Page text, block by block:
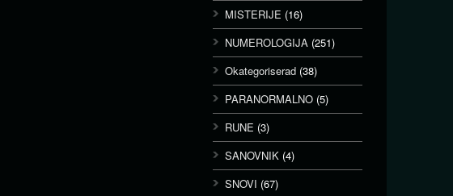
MISTERIJE (16)
NUMEROLOGIJA (251)
Okategoriserad (38)
PARANORMALNO (5)
RUNE (3)
SANOVNIK (4)
SNOVI (67)